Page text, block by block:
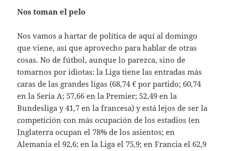
Nos toman el pelo
Nos vamos a hartar de política de aquí al domingo
que viene, así que aprovecho para hablar de otras
cosas. No de fútbol, aunque lo parezca, sino de
tomarnos por idiotas: la Liga tiene las entradas más
caras de las grandes ligas (68,74 € por partido; 60,74
en la Seria A; 57,66 en la Premier; 52,49 en la
Bundesliga y 41,7 en la francesa) y está lejos de ser la
competición con más ocupación de los estadios (en
Inglaterra ocupan el 78% de los asientos; en
Alemania el 92,6; en la Liga el 75,9; en Francia el 62,9